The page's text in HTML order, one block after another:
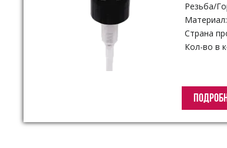
Резьба/
Материал:
Страна
Кол-во в